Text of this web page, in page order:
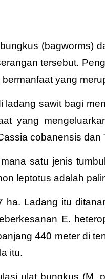
(bagworms)
tersebut.
yang
sawit bagi
yang
cobanensis
satu jenis
leptotus adalah
Ladang itu
E.
440 meter di
itu.
ulat bungkus